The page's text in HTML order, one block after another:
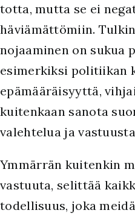
totta, mutta se ei
häviämättömiin.
nojaaminen on sukua
esimerkiksi politiikan
epämääräisyyttä,
kuitenkaan sanota
valehtelua ja
Ymmärrän kuitenkin
vastuuta, selittää
todellisuus, joka